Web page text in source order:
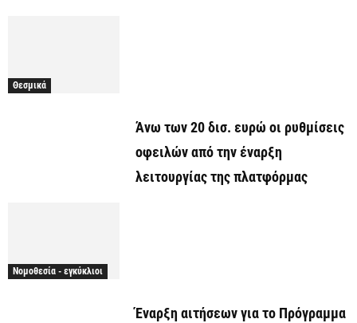
Θεσμικά
Άνω των 20 δισ. ευρώ οι ρυθμίσεις
οφειλών από την έναρξη
λειτουργίας της πλατφόρμας
Νομοθεσία - εγκύκλιοι
Έναρξη αιτήσεων για το Πρόγραμμα